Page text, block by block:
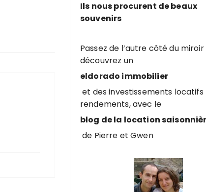
h
e
o
u
r
Ils nous procurent de beaux
souvenirs
Passez de l’autre côté du
découvrez un
eldorado immobilier
et des investissements locatifs
rendements, avec le
blog de la location
de Pierre et Gwen